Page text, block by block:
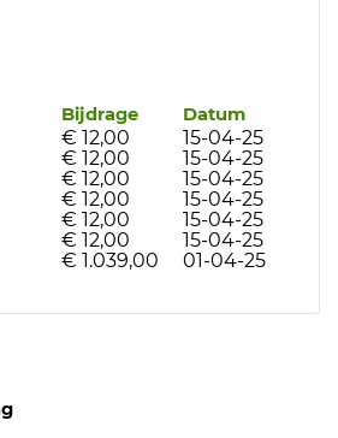
Bijdrage Datum
€ 12,00
15-04-25
€ 12,00
15-04-25
€ 12,00
15-04-25
€ 12,00
15-04-25
€ 12,00
15-04-25
€ 12,00
15-04-25
€ 1.039,00 01-04-25